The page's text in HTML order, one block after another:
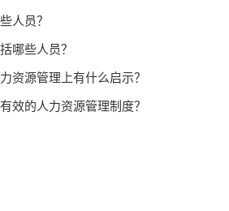
人员？
哪些人员？
资源管理上有什么启示？
效的人力资源管理制度？